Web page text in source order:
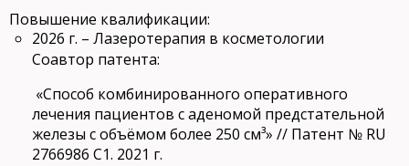
Повышение квалификации:
2026 г. – Лазеротерапия в косметологии
Соавтор патента:
«Способ комбинированного оперативного
лечения пациентов с аденомой предстательной
железы с объёмом более 250 см³» // Патент № RU
2766986 C1. 2021 г.